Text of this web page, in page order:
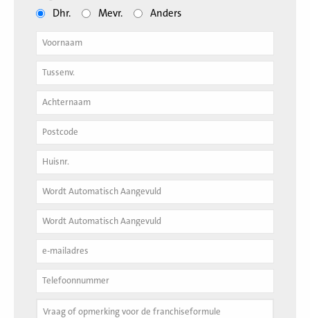
Dhr. Mevr. Anders